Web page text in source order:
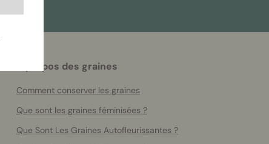
À propos des graines
Comment conserver les graines
Que sont les graines féminisées ?
Que Sont Les Graines Autofleurissantes ?